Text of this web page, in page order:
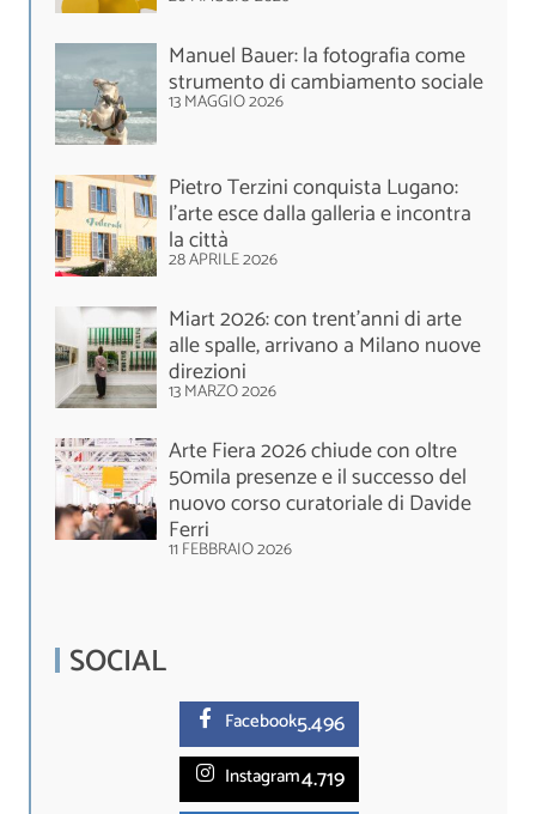
Manuel Bauer: la fotografia come
strumento di cambiamento sociale
13 MAGGIO 2026
Pietro Terzini conquista Lugano:
l’arte esce dalla galleria e incontra
la città
28 APRILE 2026
Miart 2026: con trent’anni di arte
alle spalle, arrivano a Milano nuove
direzioni
13 MARZO 2026
Arte Fiera 2026 chiude con oltre
50mila presenze e il successo del
nuovo corso curatoriale di Davide
Ferri
11 FEBBRAIO 2026
SOCIAL
Facebook5.496
Instagram4.719